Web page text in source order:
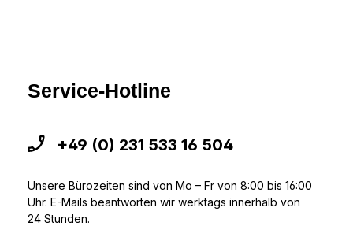
Service-Hotline
+49 (0) 231 533 16 504
Unsere Bürozeiten sind von Mo – Fr von 8:00 bis 16:00
Uhr. E-Mails beantworten wir werktags innerhalb von
24 Stunden.